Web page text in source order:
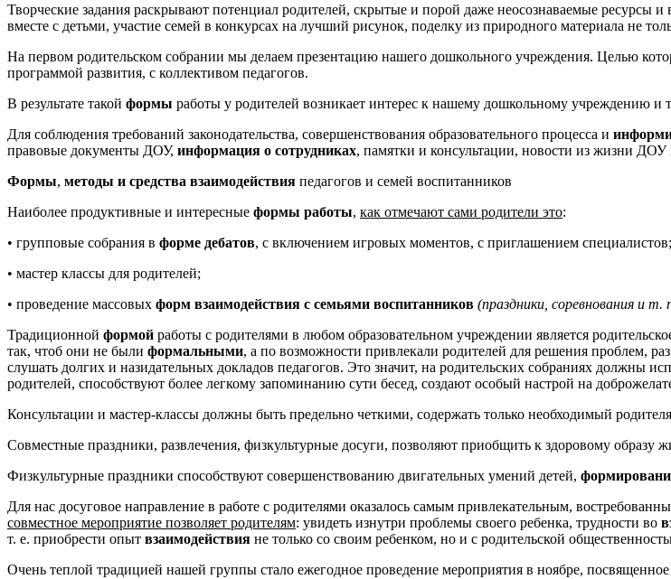
Творческие задания раскрывают потенциал родителей, скрытые и порой даже неосознаваемые ресурсы
вместе с детьми, участие семей в конкурсах на лучший рисунок, поделку из природного материала не
На первом родительском собрании мы делаем презентацию нашего дошкольного учреждения. Целью
программой развития, с коллективом педагогов.
В результате такой формы работы у родителей возникает интерес к нашему дошкольному учреждению и
Для соблюдения требований законодательства, совершенствования образовательного процесса и
правовые документы ДОУ, информация о сотрудниках, памятки и консультации, новости из жизни ДОУ
Формы, методы и средства взаимодействия педагогов и семей воспитанников
Наиболее продуктивные и интересные формы работы, как отмечают сами родители это:
• групповые собрания в форме дебатов, с включением игровых моментов, с приглашением специалистов;
• мастер классы для родителей;
• проведение массовых форм взаимодействия с семьями воспитанников (праздники, соревнования и т.
Традиционной формой работы с родителями в любом образовательном учреждении является
так, чтоб они не были формальными, а по возможности привлекали родителей для решения проблем,
слушать долгих и назидательных докладов педагогов. Это значит, на родительских собраниях должны
родителей, способствуют более легкому запоминанию сути бесед, создают особый настрой на
Консультации и мастер-классы должны быть предельно четкими, содержать только необходимый
Совместные праздники, развлечения, физкультурные досуги, позволяют приобщить к здоровому образу
Физкультурные праздники способствуют совершенствованию двигательных умений детей,
Для нас досуговое направление в работе с родителями оказалось самым привлекательным,
совместное мероприятие позволяет родителям: увидеть изнутри проблемы своего ребенка, трудности во
т. е. приобрести опыт взаимодействия не только со своим ребенком, но и с родительской
Очень теплой традицией нашей группы стало ежегодное проведение мероприятия в ноябре, посвященное